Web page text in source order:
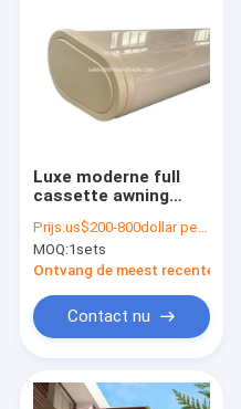
Luxe moderne full
cassette awning
terugtrekbaar
gemotoriseerde
buiten waterdichte
Prijs:us$200-800dollar per set
MOQ:1sets
Ontvang de meest recente Prijs
Contact nu